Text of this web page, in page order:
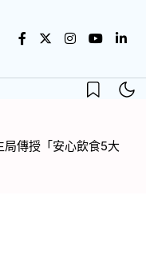
局傳授「安心飲食5大